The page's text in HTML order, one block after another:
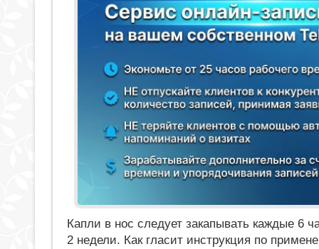
Капли в нос следует закапывать каждые 6
2 недели. Как гласит инструкция по